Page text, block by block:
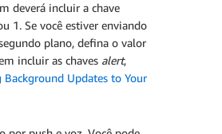
deverá incluir a chave
1. Se você estiver enviando
plano, defina o valor
incluir as chaves alert,
Background Updates to Your